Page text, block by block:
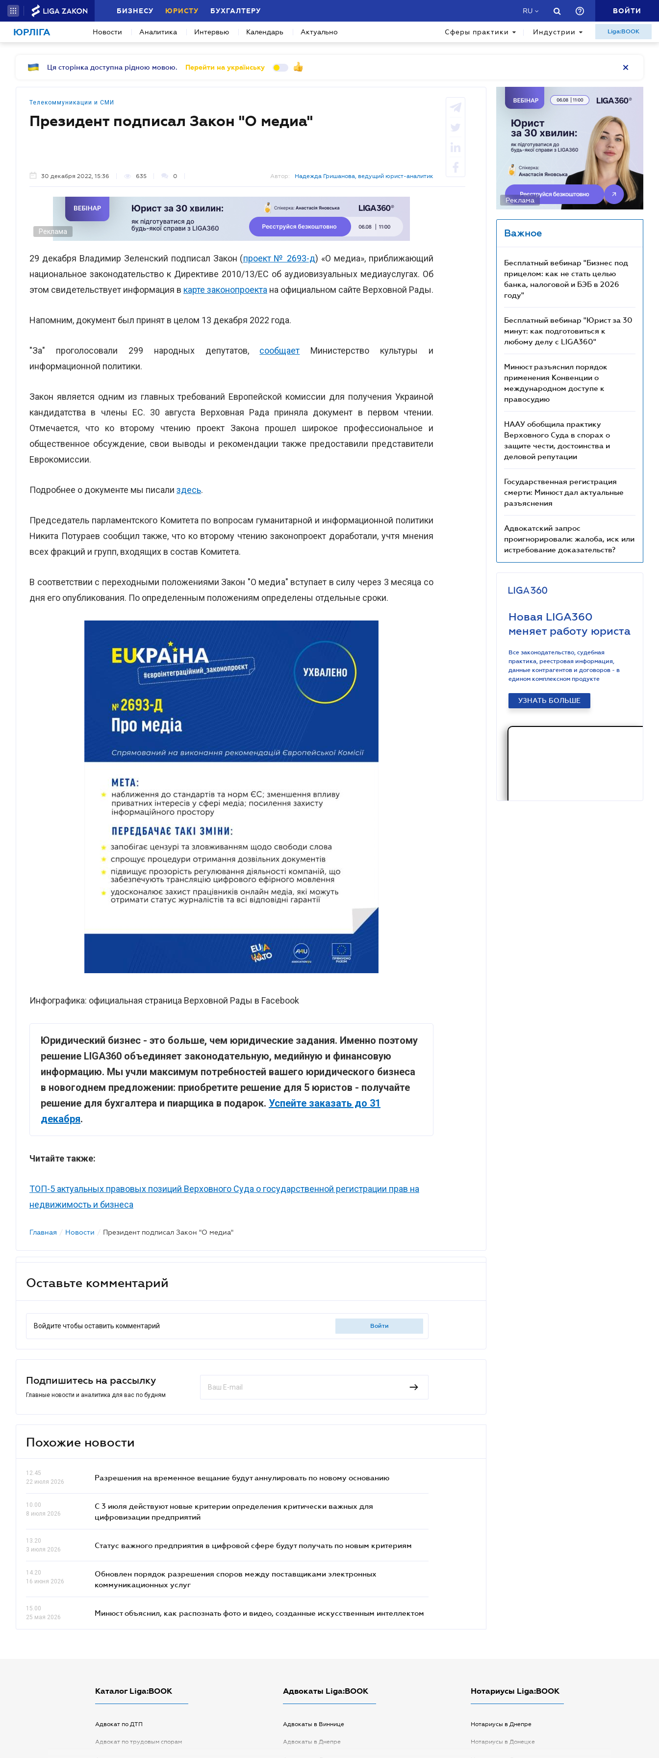
БИЗНЕСУ ЮРИСТУ БУХГАЛТЕРУ RU ВОЙТИ
ЮРЛІГА Новости Аналитика Интервью Календарь Актуально Сферы практики Индустрии Liga:BOOK
Ця сторінка доступна рідною мовою. Перейти на українську
Телекоммуникации и СМИ
Президент подписал Закон "О медиа"
30 декабря 2022, 15:36 635 0 Автор: Надежда Гришанова, ведущий юрист-аналитик
Реклама
29 декабря Владимир Зеленский подписал Закон (проект № 2693-д) «О медиа», приближающий
национальное законодательство к Директиве 2010/13/ЕС об аудиовизуальных медиауслугах. Об
этом свидетельствует информация в карте законопроекта на официальном сайте Верховной Рады.
Напомним, документ был принят в целом 13 декабря 2022 года.
"За" проголосовали 299 народных депутатов, сообщает Министерство культуры и
информационной политики.
Закон является одним из главных требований Европейской комиссии для получения Украиной
кандидатства в члены ЕС. 30 августа Верховная Рада приняла документ в первом чтении.
Отмечается, что ко второму чтению проект Закона прошел широкое профессиональное и
общественное обсуждение, свои выводы и рекомендации также предоставили представители
Еврокомиссии.
Подробнее о документе мы писали здесь.
Председатель парламентского Комитета по вопросам гуманитарной и информационной политики
Никита Потураев сообщил также, что ко второму чтению законопроект доработали, учтя мнения
всех фракций и групп, входящих в состав Комитета.
В соответствии с переходными положениями Закон "О медиа" вступает в силу через 3 месяца со
дня его опубликования. По определенным положениям определены отдельные сроки.
Инфографика: официальная страница Верховной Рады в Facebook
Юридический бизнес - это больше, чем юридические задания. Именно поэтому
решение LIGA360 объединяет законодательную, медийную и финансовую
информацию. Мы учли максимум потребностей вашего юридического бизнеса
в новогоднем предложении: приобретите решение для 5 юристов - получайте
решение для бухгалтера и пиарщика в подарок. Успейте заказать до 31
декабря.
Читайте также:
ТОП-5 актуальных правовых позиций Верховного Суда о государственной регистрации прав на
недвижимость и бизнеса
Главная / Новости / Президент подписал Закон "О медиа"
Оставьте комментарий
Войдите чтобы оставить комментарий войти
Подпишитесь на рассылку
Главные новости и аналитика для вас по будням
Похожие новости
12.45
22 июля 2026
Разрешения на временное вещание будут аннулировать по новому основанию
10.00
8 июля 2026
С 3 июля действуют новые критерии определения критически важных для
цифровизации предприятий
13.20
3 июля 2026
Статус важного предприятия в цифровой сфере будут получать по новым критериям
14.20
16 июня 2026
Обновлен порядок разрешения споров между поставщиками электронных
коммуникационных услуг
15.00
25 мая 2026
Минюст объяснил, как распознать фото и видео, созданные искусственным интеллектом
Реклама
Важное
Бесплатный вебинар "Бизнес под
прицелом: как не стать целью
банка, налоговой и БЭБ в 2026
году"
Бесплатный вебинар "Юрист за 30
минут: как подготовиться к
любому делу с LIGA360"
Минюст разъяснил порядок
применения Конвенции о
международном доступе к
правосудию
НААУ обобщила практику
Верховного Суда в спорах о
защите чести, достоинства и
деловой репутации
Государственная регистрация
смерти: Минюст дал актуальные
разъяснения
Адвокатский запрос
проигнорировали: жалоба, иск или
истребование доказательств?
Новая LIGA360
меняет работу юриста
Все законодательство, судебная
практика, реестровая информация,
данные контрагентов и договоров - в
едином комплексном продукте
УЗНАТЬ БОЛЬШЕ
Каталог Liga:BOOK
Адвокат по ДТП
Адвокат по трудовым спорам
Адвокаты Liga:BOOK
Адвокаты в Виннице
Адвокаты в Днепре
Нотариусы Liga:BOOK
Нотариусы в Днепре
Нотариусы в Донецке